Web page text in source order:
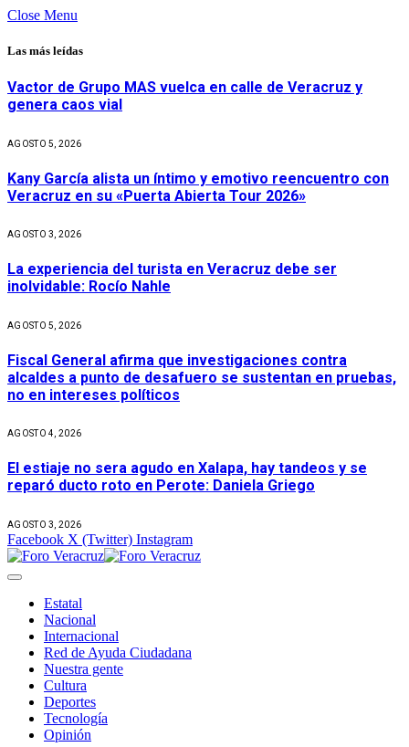
Close Menu
Las más leídas
Vactor de Grupo MAS vuelca en calle de Veracruz y
genera caos vial
AGOSTO 5, 2026
Kany García alista un íntimo y emotivo reencuentro con
Veracruz en su «Puerta Abierta Tour 2026»
AGOSTO 3, 2026
La experiencia del turista en Veracruz debe ser
inolvidable: Rocío Nahle
AGOSTO 5, 2026
Fiscal General afirma que investigaciones contra
alcaldes a punto de desafuero se sustentan en pruebas,
no en intereses políticos
AGOSTO 4, 2026
El estiaje no sera agudo en Xalapa, hay tandeos y se
reparó ducto roto en Perote: Daniela Griego
AGOSTO 3, 2026
Facebook X (Twitter) Instagram
Estatal
Nacional
Internacional
Red de Ayuda Ciudadana
Nuestra gente
Cultura
Deportes
Tecnología
Opinión